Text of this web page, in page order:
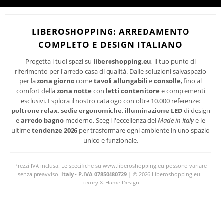
I suoi dati personali verranno trattati per le finalità connesse all'invio delle
Per maggiori informazioni sul trattamento dei dati personali consultare laPRIVACY
del sito.
LIBEROSHOPPING: ARREDAMENTO
COMPLETO E DESIGN ITALIANO
Progetta i tuoi spazi su liberoshopping.eu, il tuo punto di
riferimento per l'arredo casa di qualità. Dalle soluzioni salvaspazio
per lazona giornocometavoli allungabili econsolle, fino al
comfort dellazona notte con letti contenitore e complementi
esclusivi. Esplora il nostro catalogo con oltre 10.000 referenze:
poltrone relax,sedie ergonomiche, illuminazione LED di design
earredo bagno moderno. Scegli l'eccellenza delMade in Italye le
ultimetendenze 2026 per trasformare ogni ambiente in uno spazio
unico e funzionale.
Prezzi IVA inclusa. Le specifiche su www.liberoshopping.eu possono variare
senza preavviso. Italy - P.IVA 07850480729| © 2026 Liberoshopping.eu -
Luxury & Home Design.